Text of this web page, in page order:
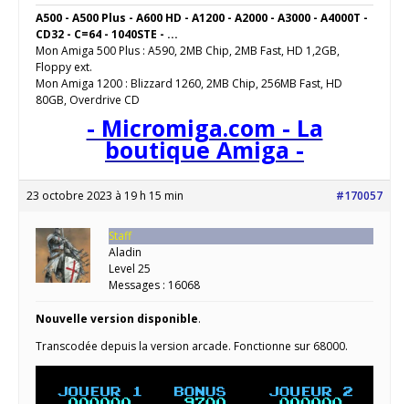
A500 - A500 Plus - A600 HD - A1200 - A2000 - A3000 - A4000T -
CD32 - C=64 - 1040STE - ...
Mon Amiga 500 Plus : A590, 2MB Chip, 2MB Fast, HD 1,2GB,
Floppy ext.
Mon Amiga 1200 : Blizzard 1260, 2MB Chip, 256MB Fast, HD
80GB, Overdrive CD
- Micromiga.com - La
boutique Amiga -
23 octobre 2023 à 19 h 15 min #170057
Staff
Aladin
Level 25
Messages : 16068
Nouvelle version disponible.
Transcodée depuis la version arcade. Fonctionne sur 68000.